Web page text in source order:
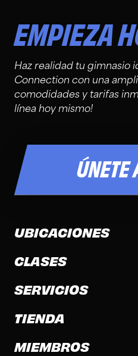
EMPIEZA
Haz realidad tu gimnasio
Connection con una
comodidades y tarifas
línea hoy mismo!
ÚNETE
UBICACIONES
CLASES
SERVICIOS
TIENDA
MIEMBROS